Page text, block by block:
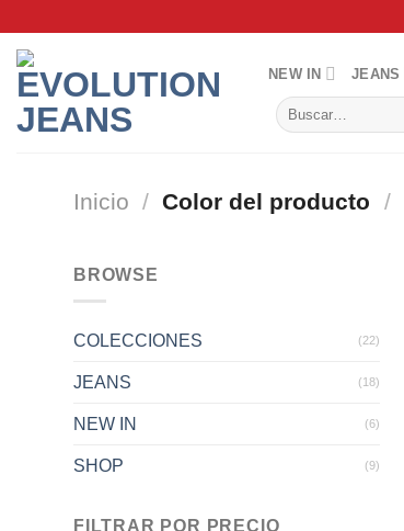
contenido
NEW IN JEANS
Buscar
por:
Inicio / Color del producto /
BROWSE
COLECCIONES (22)
JEANS (18)
NEW IN (6)
SHOP (9)
FILTRAR POR PRECIO